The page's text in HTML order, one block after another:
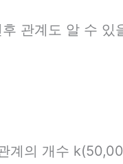
관계도 알 수 있
계의 개수